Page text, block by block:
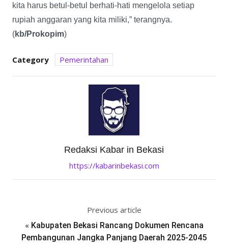
kita harus betul-betul berhati-hati mengelola setiap
rupiah anggaran yang kita miliki,” terangnya.
(kb/Prokopim)
Category Pemerintahan
Redaksi Kabar in Bekasi
https://kabarinbekasi.com
Previous article
« Kabupaten Bekasi Rancang Dokumen Rencana
Pembangunan Jangka Panjang Daerah 2025-2045